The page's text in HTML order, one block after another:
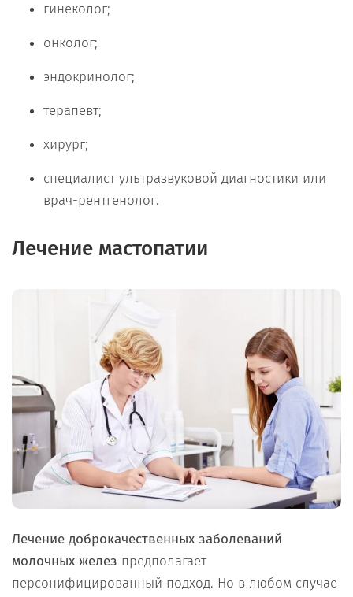
гинеколог;
онколог;
эндокринолог;
терапевт;
хирург;
специалист ультразвуковой диагностики или
врач-рентгенолог.
Лечение мастопатии
Лечение доброкачественных заболеваний
молочных желез предполагает
персонифицированный подход. Но в любом случае